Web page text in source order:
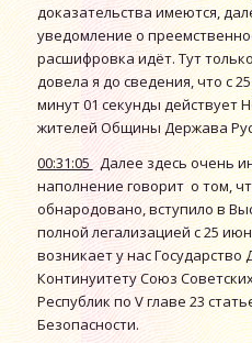
доказательства имеются,
уведомление о
расшифровка идёт. Тут
довела я до сведения, что с
минут 01 секунды
жителей Общины Держава
00:31:05Далее здесь очень
наполнение говорит о том,
обнародовано, вступило в
полной легализацией с 25
возникает у нас Государство
Континуитету Союз
Республик по V главе 23
Безопасности.